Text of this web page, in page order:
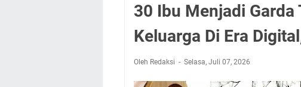
30 Ibu Menjadi Garda
Keluarga Di Era
Oleh Redaksi Selasa, Juli 07, 2026